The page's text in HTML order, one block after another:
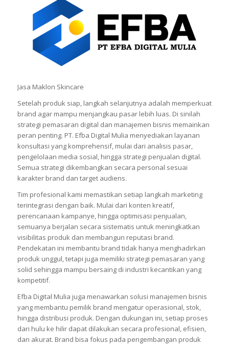
Jasa Maklon Skincare
Setelah produk siap, langkah selanjutnya adalah memperkuat
brand agar mampu menjangkau pasar lebih luas. Di sinilah
strategi pemasaran digital dan manajemen bisnis memainkan
peran penting. PT. Efba Digital Mulia menyediakan layanan
konsultasi yang komprehensif, mulai dari analisis pasar,
pengelolaan media sosial, hingga strategi penjualan digital.
Semua strategi dikembangkan secara personal sesuai
karakter brand dan target audiens.
Tim profesional kami memastikan setiap langkah marketing
terintegrasi dengan baik. Mulai dari konten kreatif,
perencanaan kampanye, hingga optimisasi penjualan,
semuanya berjalan secara sistematis untuk meningkatkan
visibilitas produk dan membangun reputasi brand.
Pendekatan ini membantu brand tidak hanya menghadirkan
produk unggul, tetapi juga memiliki strategi pemasaran yang
solid sehingga mampu bersaing di industri kecantikan yang
kompetitif.
Efba Digital Mulia juga menawarkan solusi manajemen bisnis
yang membantu pemilik brand mengatur operasional, stok,
hingga distribusi produk. Dengan dukungan ini, setiap proses
dari hulu ke hilir dapat dilakukan secara profesional, efisien,
dan akurat. Brand bisa fokus pada pengembangan produk